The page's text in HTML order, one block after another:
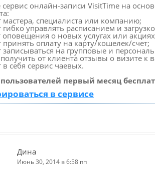
онлайн-записи VisitTime на
мастера, специалиста или компанию;
управлять расписанием и
о новых услугах или
оплату на карту/кошелек/счет;
на групповые и
от клиента отзывы о визите к
себя сервис чаевых.
первый месяц
в сервисе
Дина
Июнь 30, 2014 в 6:58 пп